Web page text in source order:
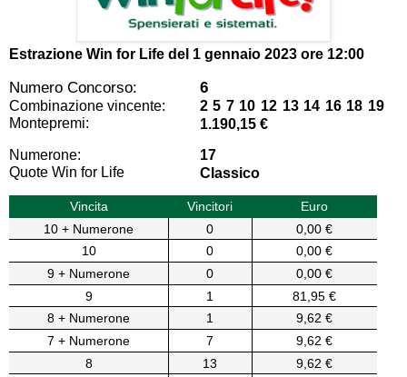
Estrazione Win for Life del 1 gennaio 2023 ore 12:00
Numero Concorso: 6
Combinazione vincente:
2 5 7 10 12 13 14 16 18 19
Montepremi:
1.190,15 €
Numerone:
17
Quote Win for Life
Classico
Vincita Vincitori
Euro
10 + Numerone
0
0,00 €
10
0
0,00 €
9 + Numerone
0
0,00 €
9
1
81,95 €
8 + Numerone
1
9,62 €
7 + Numerone
7
9,62 €
8
13
9,62 €